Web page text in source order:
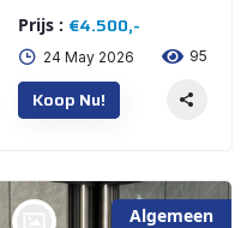
Prijs : €4.500,-
24 May 2026 95
Koop Nu!
Algemeen